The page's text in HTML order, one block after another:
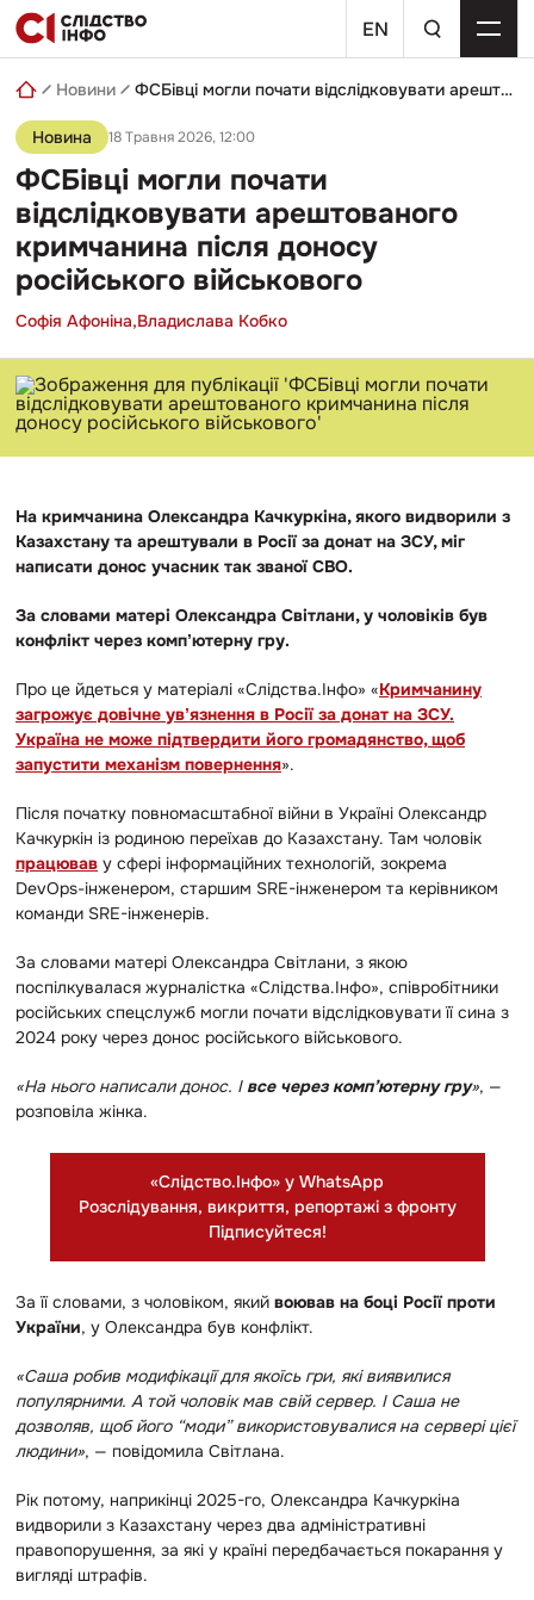
Skip
to
content
EN
пошуковий
запит
Новини ФСБівці могли почати відслідковувати арештованого кримчанина після доносу російського військового
Новина 18 Травня 2026, 12:00
ФСБівці могли почати
відслідковувати арештованого
кримчанина після доносу
російського військового
Софія Афоніна,Владислава Кобко
На кримчанина Олександра Качкуркіна, якого видворили з
Казахстану та арештували в Росії за донат на ЗСУ, міг
написати донос учасник так званої СВО.
За словами матері Олександра Світлани, у чоловіків був
конфлікт через компʼютерну гру.
Про це йдеться у матеріалі «Слідства.Інфо» «Кримчанину
загрожує довічне увʼязнення в Росії за донат на ЗСУ.
Україна не може підтвердити його громадянство, щоб
запустити механізм повернення».
Після початку повномасштабної війни в Україні Олександр
Качкуркін із родиною переїхав до Казахстану. Там чоловік
працював у сфері інформаційних технологій, зокрема
DevOps-інженером, старшим SRE-інженером та керівником
команди SRE-інженерів.
За словами матері Олександра Світлани, з якою
поспілкувалася журналістка «Слідства.Інфо», співробітники
російських спецслужб могли почати відслідковувати її сина з
2024 року через донос російського військового.
«На нього написали донос. Івсе через комп’ютерну гру», —
розповіла жінка.
«Слідство.Інфо» у WhatsApp
Розслідування, викриття, репортажі з фронту
Підписуйтеся!
За її словами, з чоловіком, який воював на боці Росії проти
України, у Олександра був конфлікт.
«Саша робив модифікації для якоїсь гри, які виявилися
популярними. А той чоловік мав свій сервер. І Саша не
дозволяв, щоб його “моди” використовувалися на сервері цієї
людини», — повідомила Світлана.
Рік потому, наприкінці 2025-го, Олександра Качкуркіна
видворили з Казахстану через два адміністративні
правопорушення, за які у країні передбачається покарання у
вигляді штрафів.